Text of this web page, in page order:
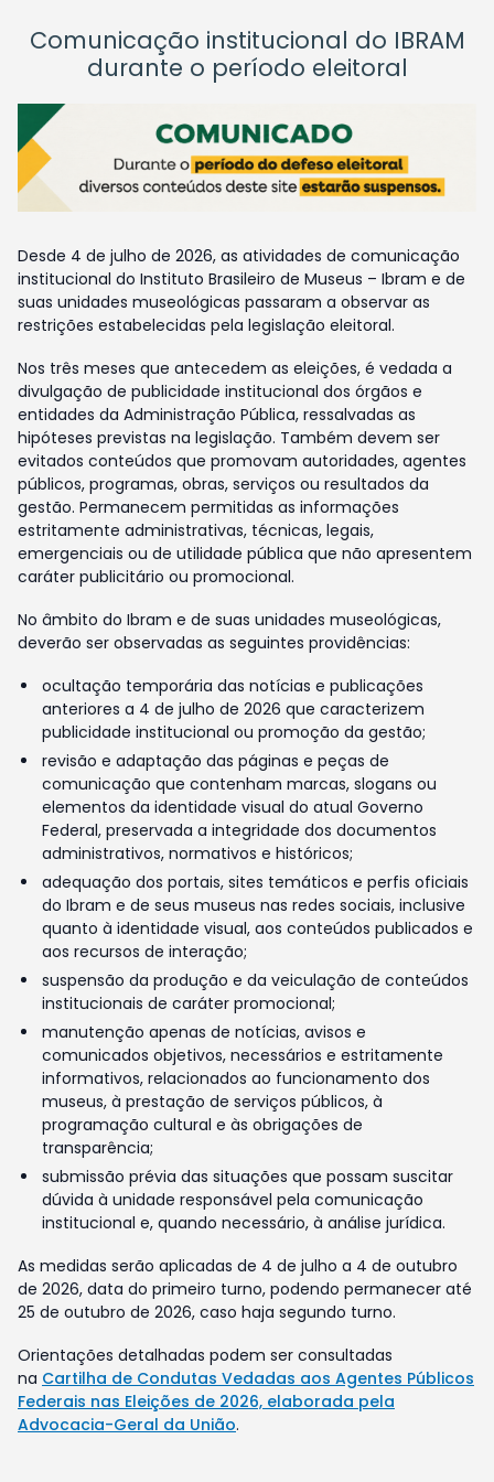
Comunicação institucional do IBRAM
durante o período eleitoral
Desde 4 de julho de 2026, as atividades de comunicação
institucional do Instituto Brasileiro de Museus – Ibram e de
suas unidades museológicas passaram a observar as
restrições estabelecidas pela legislação eleitoral.
Nos três meses que antecedem as eleições, é vedada a
divulgação de publicidade institucional dos órgãos e
entidades da Administração Pública, ressalvadas as
hipóteses previstas na legislação. Também devem ser
evitados conteúdos que promovam autoridades, agentes
públicos, programas, obras, serviços ou resultados da
gestão. Permanecem permitidas as informações
estritamente administrativas, técnicas, legais,
emergenciais ou de utilidade pública que não apresentem
caráter publicitário ou promocional.
No âmbito do Ibram e de suas unidades museológicas,
deverão ser observadas as seguintes providências:
ocultação temporária das notícias e publicações
anteriores a 4 de julho de 2026 que caracterizem
publicidade institucional ou promoção da gestão;
revisão e adaptação das páginas e peças de
comunicação que contenham marcas, slogans ou
elementos da identidade visual do atual Governo
Federal, preservada a integridade dos documentos
administrativos, normativos e históricos;
adequação dos portais, sites temáticos e perfis oficiais
do Ibram e de seus museus nas redes sociais, inclusive
quanto à identidade visual, aos conteúdos publicados e
aos recursos de interação;
suspensão da produção e da veiculação de conteúdos
institucionais de caráter promocional;
manutenção apenas de notícias, avisos e
comunicados objetivos, necessários e estritamente
informativos, relacionados ao funcionamento dos
museus, à prestação de serviços públicos, à
programação cultural e às obrigações de
transparência;
submissão prévia das situações que possam suscitar
dúvida à unidade responsável pela comunicação
institucional e, quando necessário, à análise jurídica.
As medidas serão aplicadas de 4 de julho a 4 de outubro
de 2026, data do primeiro turno, podendo permanecer até
25 de outubro de 2026, caso haja segundo turno.
Orientações detalhadas podem ser consultadas
na Cartilha de Condutas Vedadas aos Agentes Públicos
Federais nas Eleições de 2026, elaborada pela
Advocacia-Geral da União.